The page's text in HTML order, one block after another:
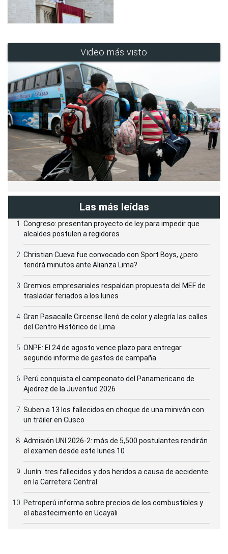
Video más visto
Las más leídas
Congreso: presentan proyecto de ley para impedir que
alcaldes postulen a regidores
Christian Cueva fue convocado con Sport Boys, ¿pero
tendrá minutos ante Alianza Lima?
Gremios empresariales respaldan propuesta del MEF de
trasladar feriados a los lunes
Gran Pasacalle Circense llenó de color y alegría las calles
del Centro Histórico de Lima
ONPE: El 24 de agosto vence plazo para entregar
segundo informe de gastos de campaña
Perú conquista el campeonato del Panamericano de
Ajedrez de la Juventud 2026
Suben a 13 los fallecidos en choque de una miniván con
un tráiler en Cusco
Admisión UNI 2026-2: más de 5,500 postulantes rendirán
el examen desde este lunes 10
Junín: tres fallecidos y dos heridos a causa de accidente
en la Carretera Central
Petroperú informa sobre precios de los combustibles y
el abastecimiento en Ucayali